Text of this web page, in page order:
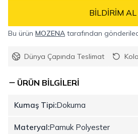
BILDIRIM AL
Bu ürün MOZENA tarafından
Dünya Çapında Teslimat
ÜRÜN BILGILERI
Kumaş Tipi:Dokuma
Materyal:Pamuk Polyester